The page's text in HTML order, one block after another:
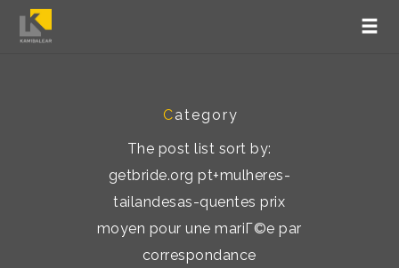
Category
The post list sort by:
getbride.org pt+mulheres-
tailandesas-quentes prix
moyen pour une mariГ©e par
correspondance